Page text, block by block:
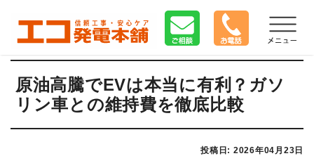
原油高騰でEVは本当に有利？ガソ
リン車との維持費を徹底比較
投稿日: 2026年04月23日